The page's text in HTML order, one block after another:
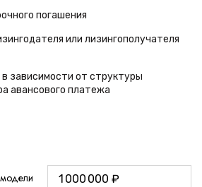
погашения
или лизингополучателя
зависимости от структуры
авансового платежа